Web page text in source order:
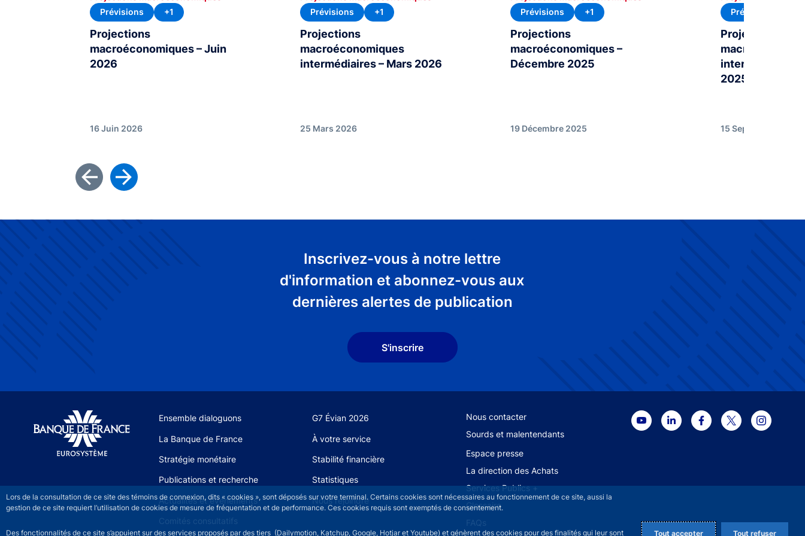
Lors de la consultation de ce site des témoins de connexion, dits « cookies », sont déposés sur votre terminal. Certains cookies sont nécessaires au fonctionnement de ce site, aussi la
gestion de ce site requiert l’utilisation de cookies de mesure de fréquentation et de performance. Ces cookies requis sont exemptés de consentement.
Des fonctionnalités de ce site s’appuient sur des services proposés par des tiers (Dailymotion, Katchup, Google, Hotjar et Youtube) et génèrent des cookies pour des finalités qui leur sont Tout accepter Tout refuser
Projections
macroéconomiques – Juin
2026
Prévisions
+1
16 Juin 2026
Projections
macroéconomiques
intermédiaires – Mars 2026
Prévisions
+1
25 Mars 2026
Projections
macroéconomiques –
Décembre 2025
Prévisions
+1
19 Décembre 2025
Projections
intermédiaires
2025
Prévisions
15 Septembre 2025
Inscrivez-vous à notre lettre
d'information et abonnez-vous aux
dernières alertes de publication
S'inscrire
Site navigation
Ensemble dialoguons G7 Évian 2026
La Banque de France À votre service
Stratégie monétaire Stabilité financière
Publications et recherche Statistiques
Actualités et événements Nous rejoindre
Comités consultatifs
Footer secondary menu
Nous contacter
Sourds et malentendants
Espace presse
La direction des Achats
Services Publics +
Glossaire
FAQs